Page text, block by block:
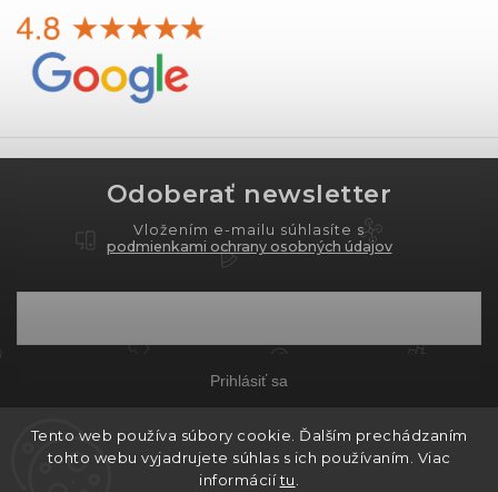
Tento web používa súbory cookie. Ďalším prechádzaním
tohto webu vyjadrujete súhlas s ich používaním. Viac
informáciítu
Odoberať newsletter
Vložením e-mailu súhlasíte s
podmienkami ochrany osobných údajov
Prihlásiť sa
Copyright 2026PROXIMA.store